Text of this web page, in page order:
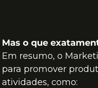
Mas o que
Em resumo, o
para promover
atividades, como: